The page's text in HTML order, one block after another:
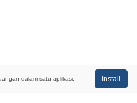
dalam satu aplikasi. Install